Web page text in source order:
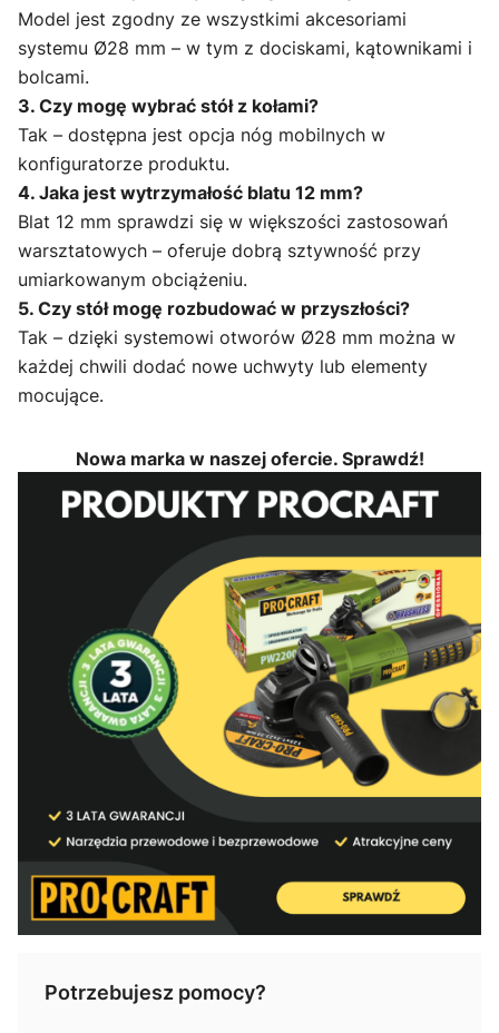
Model jest zgodny ze wszystkimi akcesoriami
systemu Ø28 mm – w tym z dociskami, kątownikami i
bolcami.
3. Czy mogę wybrać stół z kołami?
Tak – dostępna jest opcja nóg mobilnych w
konfiguratorze produktu.
4. Jaka jest wytrzymałość blatu 12 mm?
Blat 12 mm sprawdzi się w większości zastosowań
warsztatowych – oferuje dobrą sztywność przy
umiarkowanym obciążeniu.
5. Czy stół mogę rozbudować w przyszłości?
Tak – dzięki systemowi otworów Ø28 mm można w
każdej chwili dodać nowe uchwyty lub elementy
mocujące.
Nowa marka w naszej ofercie. Sprawdź!
Potrzebujesz pomocy?